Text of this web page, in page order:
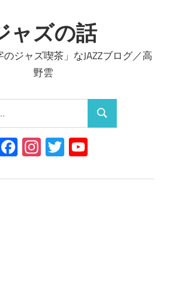
ャズの話
ジャズ喫茶」なJAZZブログ／高
野雲
検
Facebook
Instagram
Twitter